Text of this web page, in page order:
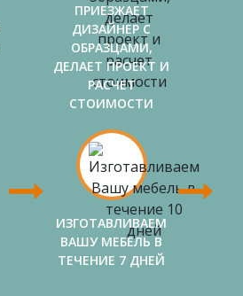
ПРИЕЗЖАЕТ
ДИЗАЙНЕР С
ОБРАЗЦАМИ,
ДЕЛАЕТ ПРОЕКТ И
РАСЧЕТ
СТОИМОСТИ
ИЗГОТАВЛИВАЕМ
ВАШУ МЕБЕЛЬ В
ТЕЧЕНИЕ 7 ДНЕЙ